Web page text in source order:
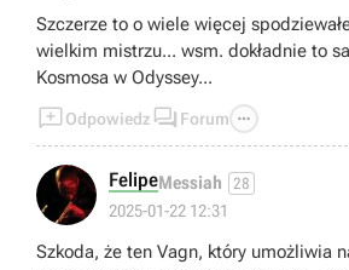
Szczerze to o wiele więcej
wielkim mistrzu... wsm. dokładnie to
Kosmosa w Odyssey...
Odpowiedz  Forum 
FelipeMessiah 28
2025-01-22 12:31
Szkoda, że ten Vagn, który umożliwia